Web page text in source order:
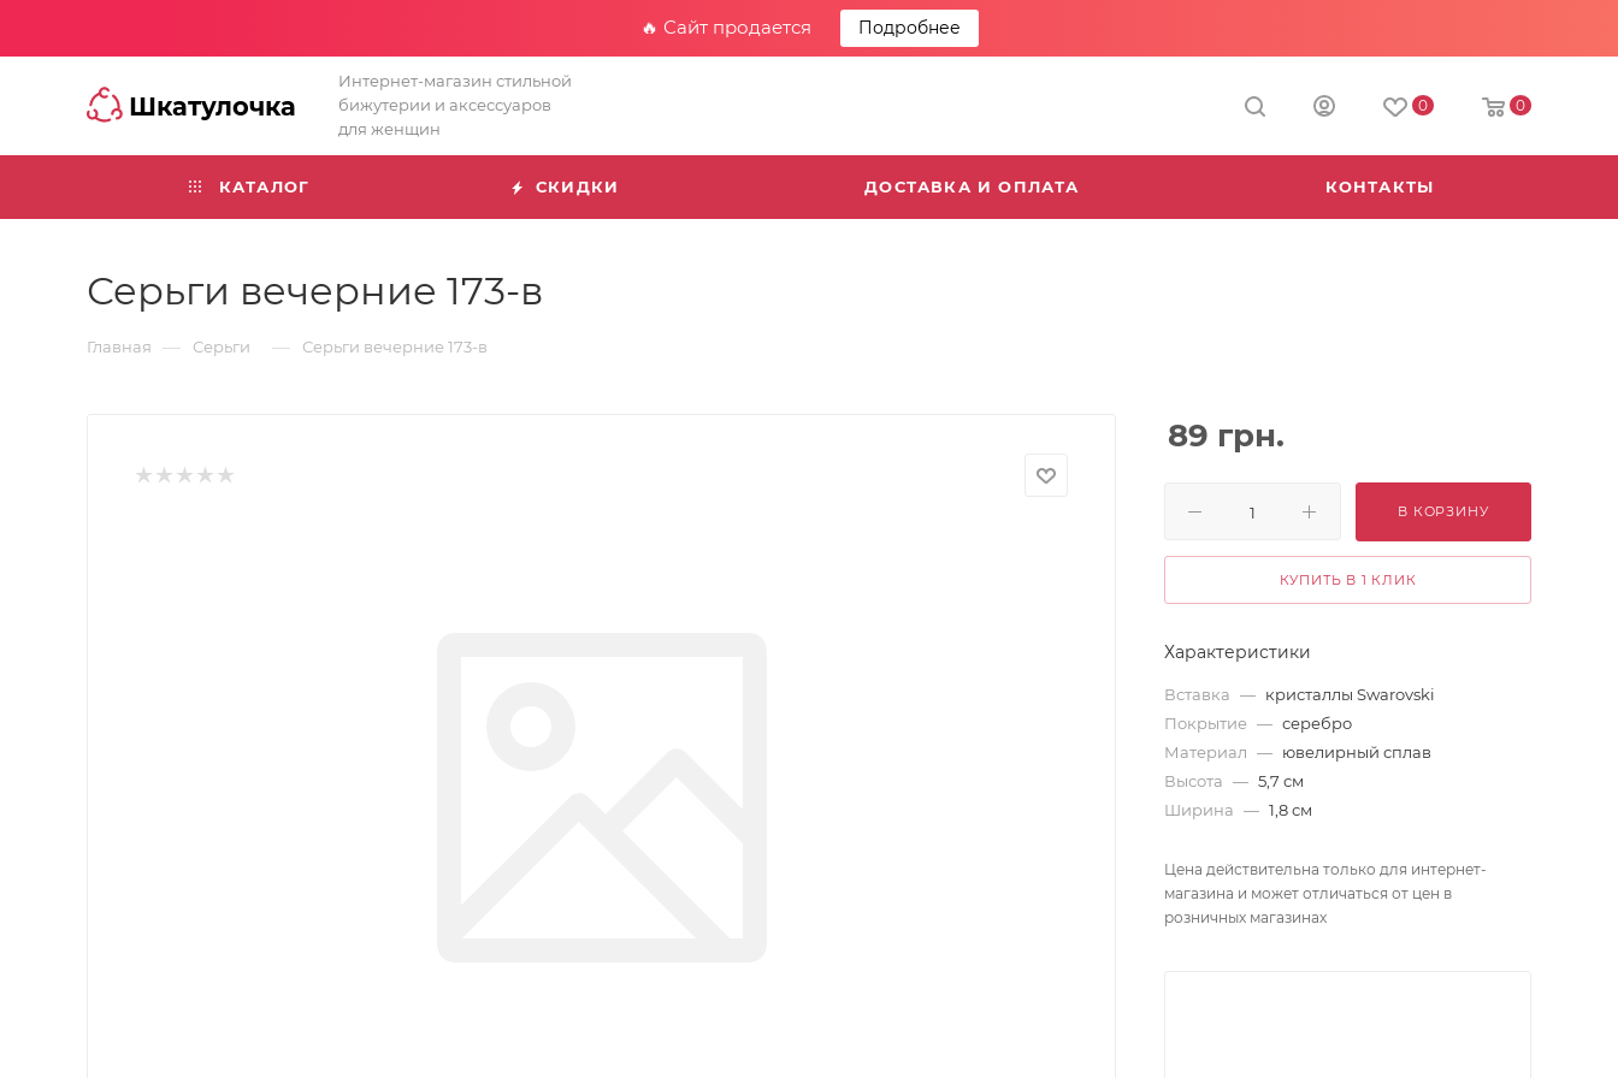
🔥 Сайт продается Подробнее
Шкатулочка
Интернет-магазин стильной
бижутерии и аксессуаров
для женщин
0 0
КАТАЛОГ СКИДКИ ДОСТАВКА И ОПЛАТА КОНТАКТЫ
Серьги вечерние 173-в
Главная — Серьги — Серьги вечерние 173-в
89 грн.
В КОРЗИНУ
КУПИТЬ В 1 КЛИК
Характеристики
Вставка — кристаллы Swarovski
Покрытие — серебро
Материал — ювелирный сплав
Высота — 5,7 см
Ширина — 1,8 см
Цена действительна только для интернет-
магазина и может отличаться от цен в
розничных магазинах